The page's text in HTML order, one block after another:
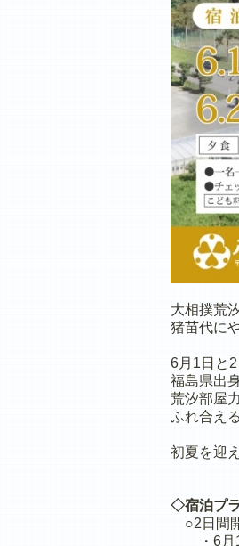
大相撲荒
猪苗代に
6月1日と2
福島県出
荒汐部屋
ふれ合え
初夏を迎
◇宿泊プ
○2日間
・6月1